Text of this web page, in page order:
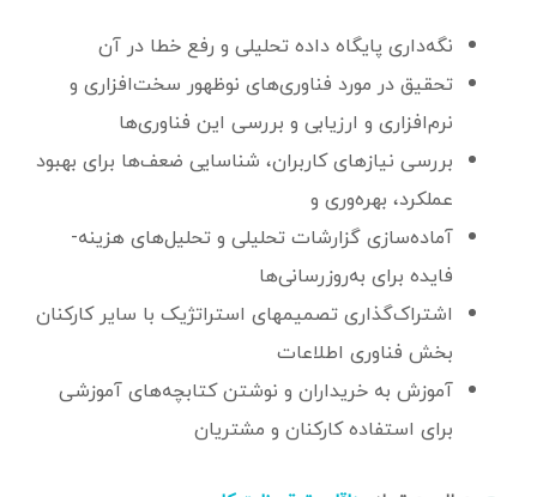
نگه‌داری پایگاه داده تحلیلی و رفع خطا در آن
تحقیق در مورد فناوری‌های نوظهور سخت‌افزاری و
نرم‌افزاری و ارزیابی و بررسی این فناوری‌ها
بررسی نیازهای کاربران، شناسایی ضعف‌ها برای بهبود
عملکرد، بهره‌وری و
آماده‌سازی گزارشات تحلیلی و تحلیل‌های هزینه-
فایده برای به‌روز‌رسانی‌ها
‌اشتراک‌گذاری تصمیم‎های استراتژیک با سایر کارکنان
بخش فناوری اطلاعات
آموزش به خریداران و نوشتن کتابچه‌های آموزشی
برای استفاده کارکنان و مشتریان